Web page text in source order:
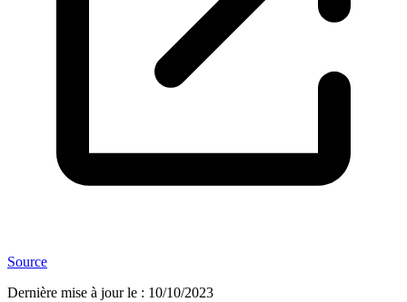
Source
Dernière mise à jour le : 10/10/2023